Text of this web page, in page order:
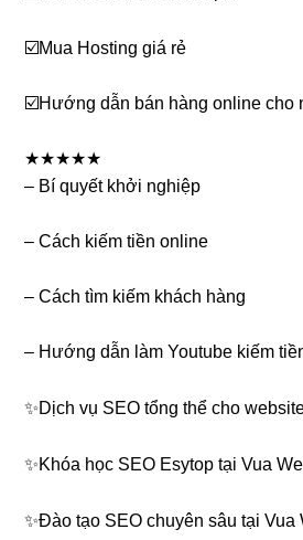
☑️Mua Hosting giá rẻ
☑️Hướng dẫn bán hàng online cho
★★★★★
– Bí quyết khởi nghiệp
– Cách kiếm tiền online
– Cách tìm kiếm khách hàng
– Hướng dẫn làm Youtube kiếm
✨Dịch vụ SEO tổng thể cho
✨Khóa học SEO Esytop tại Vua
✨Đào tạo SEO chuyên sâu tại Vua